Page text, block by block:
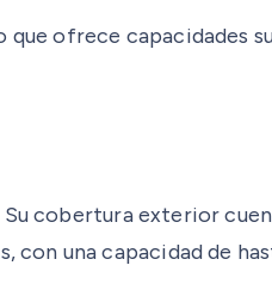
ofrece capacidades
cobertura exterior
una capacidad de